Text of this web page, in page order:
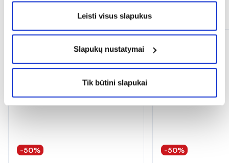
Leisti visus slapukus
Slapukų nustatymai
Tik būtini slapukai
Panašios prekės
-50% -50%